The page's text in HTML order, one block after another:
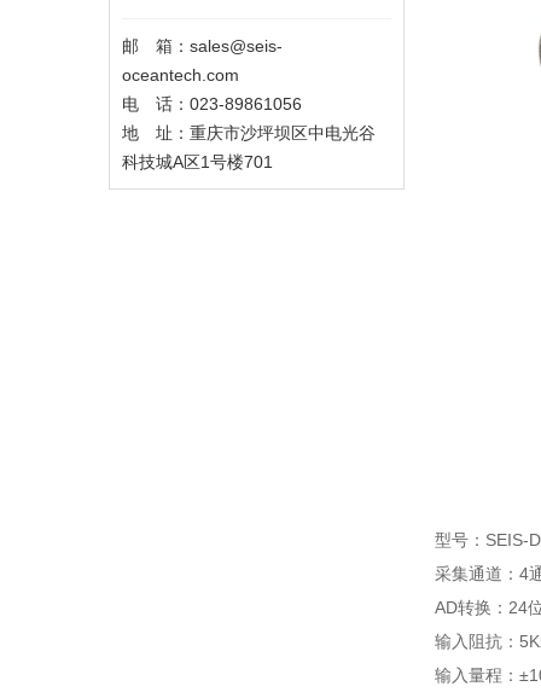
邮 箱：sales@seis-
oceantech.com
电 话：023-89861056
地 址：重庆市沙坪坝区中电光谷
科技城A区1号楼701
型号：SEIS-
采集通道：4
AD转换：24
输入阻抗：
输入量程：